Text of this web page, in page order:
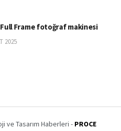
Full Frame fotoğraf makinesi
2025
ve Tasarım Haberleri - PROCE